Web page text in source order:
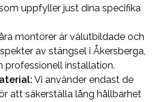
uppfyller just dina specifika
montörer är välutbildade och
av stängsel i Åkersberga,
professionell installation.
Vi använder endast de
att säkerställa lång hållbarhet